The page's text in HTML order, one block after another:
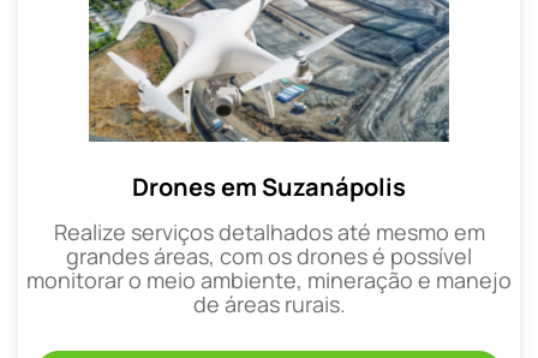
Drones em Suzanápolis
Realize serviços detalhados até mesmo em
grandes áreas, com os drones é possível
monitorar o meio ambiente, mineração e manejo
de áreas rurais.